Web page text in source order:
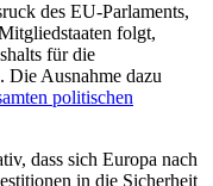
des EU-Parlaments,
folgt,
für die
Die Ausnahme dazu
politischen
dass sich Europa nach
in die Sicherheit